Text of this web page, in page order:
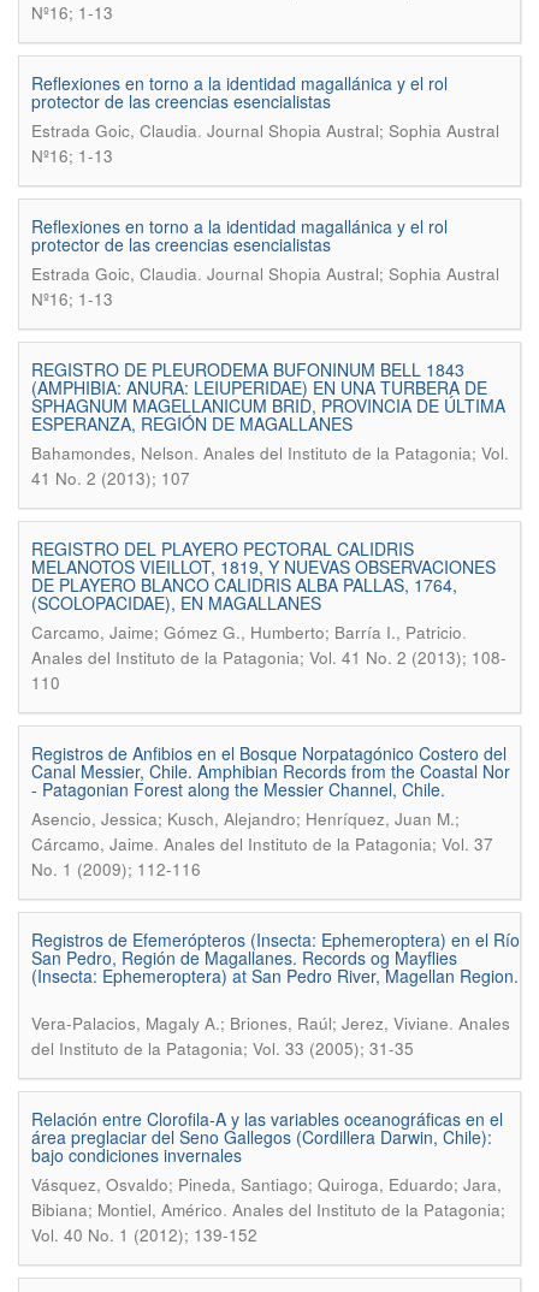
Nº16; 1-13
Reflexiones en torno a la identidad magallánica y el rol
protector de las creencias esencialistas
Estrada Goic, Claudia. Journal Shopia Austral; Sophia Austral
Nº16; 1-13
Reflexiones en torno a la identidad magallánica y el rol
protector de las creencias esencialistas
Estrada Goic, Claudia. Journal Shopia Austral; Sophia Austral
Nº16; 1-13
REGISTRO DE PLEURODEMA BUFONINUM BELL 1843
(AMPHIBIA: ANURA: LEIUPERIDAE) EN UNA TURBERA DE
SPHAGNUM MAGELLANICUM BRID, PROVINCIA DE ÚLTIMA
ESPERANZA, REGIÓN DE MAGALLANES
Bahamondes, Nelson. Anales del Instituto de la Patagonia; Vol.
41 No. 2 (2013); 107
REGISTRO DEL PLAYERO PECTORAL CALIDRIS
MELANOTOS VIEILLOT, 1819, Y NUEVAS OBSERVACIONES
DE PLAYERO BLANCO CALIDRIS ALBA PALLAS, 1764,
(SCOLOPACIDAE), EN MAGALLANES
Carcamo, Jaime; Gómez G., Humberto; Barría I., Patricio.
Anales del Instituto de la Patagonia; Vol. 41 No. 2 (2013); 108-
110
Registros de Anfibios en el Bosque Norpatagónico Costero del
Canal Messier, Chile. Amphibian Records from the Coastal Nor
- Patagonian Forest along the Messier Channel, Chile.
Asencio, Jessica; Kusch, Alejandro; Henríquez, Juan M.;
Cárcamo, Jaime. Anales del Instituto de la Patagonia; Vol. 37
No. 1 (2009); 112-116
Registros de Efemerópteros (Insecta: Ephemeroptera) en el Río
San Pedro, Región de Magallanes. Records og Mayflies
(Insecta: Ephemeroptera) at San Pedro River, Magellan Region.
Vera-Palacios, Magaly A.; Briones, Raúl; Jerez, Viviane. Anales
del Instituto de la Patagonia; Vol. 33 (2005); 31-35
Relación entre Clorofila-A y las variables oceanográficas en el
área preglaciar del Seno Gallegos (Cordillera Darwin, Chile):
bajo condiciones invernales
Vásquez, Osvaldo; Pineda, Santiago; Quiroga, Eduardo; Jara,
Bibiana; Montiel, Américo. Anales del Instituto de la Patagonia;
Vol. 40 No. 1 (2012); 139-152